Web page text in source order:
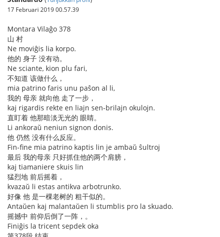
17 Februari 2019 00.57.39
Montara Vilaĝo 378
山 村
Ne moviĝis lia korpo.
他的 身子 没有动。
Ne sciante, kion plu fari,
不知道 该做什么，
mia patrino faris unu paŝon al li,
我的 母亲 就向他 走了一步，
kaj rigardis rekte en liajn sen-brilajn okulojn.
直盯着 他那暗淡无光的 眼睛。
Li ankoraŭ neniun signon donis.
他 仍然 没有什么反应。
Fin-fine mia patrino kaptis lin je ambaŭ ŝultroj
最后 我的母亲 只好抓住他的两个肩膀，
kaj tiamaniere skuis lin
猛烈地 前后摇着，
kvazaŭ li estas antikva arbotrunko.
好像 他 是一棵老树的 粗干似的。
Antaŭen kaj malantaŭen li stumblis pro la skuado.
摇撼中 前仰后倒了一阵，。
Finiĝis la tricent sepdek oka